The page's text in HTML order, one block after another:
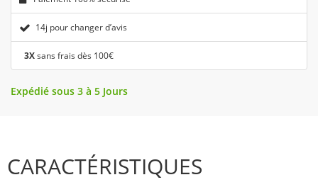
14j pour changer d’avis
3Xsans frais dès 100€
Expédié sous 3 à 5 Jours
CARACTÉRISTIQUES